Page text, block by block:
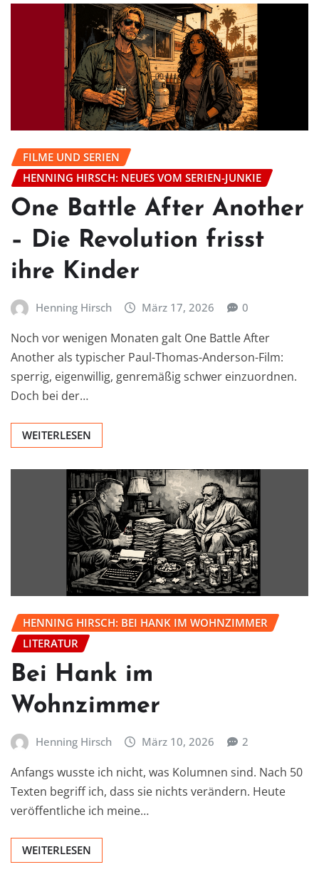
FILME UND SERIEN
HENNING HIRSCH: NEUES VOM SERIEN-JUNKIE
One Battle After Another
– Die Revolution frisst
ihre Kinder
Henning Hirsch März 17, 2026 0
Noch vor wenigen Monaten galt One Battle After
Another als typischer Paul-Thomas-Anderson-Film:
sperrig, eigenwillig, genremäßig schwer einzuordnen.
Doch bei der…
WEITERLESEN
HENNING HIRSCH: BEI HANK IM WOHNZIMMER
LITERATUR
Bei Hank im
Wohnzimmer
Henning Hirsch März 10, 2026 2
Anfangs wusste ich nicht, was Kolumnen sind. Nach 50
Texten begriff ich, dass sie nichts verändern. Heute
veröffentliche ich meine…
WEITERLESEN